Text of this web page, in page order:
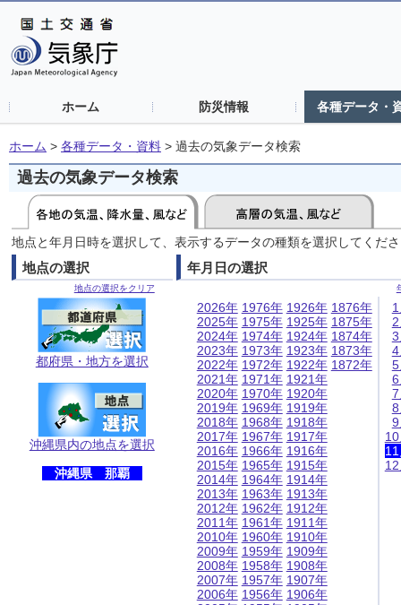
ホーム 防災情報 各種データ・
ホーム > 各種データ・資料 > 過去の気象データ検索
過去の気象データ検索
地点と年月日時を選択して、表示するデータの種類を選択してくだ
地点の選択
地点の選択をクリア
都府県・地方を選択
沖縄県内の地点を選択
沖縄県 那覇
年月日の選択
2026年
2025年
2024年
2023年
2022年
2021年
2020年
2019年
2018年
2017年
2016年
2015年
2014年
2013年
2012年
2011年
2010年
2009年
2008年
2007年
2006年
1976年
1975年
1974年
1973年
1972年
1971年
1970年
1969年
1968年
1967年
1966年
1965年
1964年
1963年
1962年
1961年
1960年
1959年
1958年
1957年
1956年
1926年
1925年
1924年
1923年
1922年
1921年
1920年
1919年
1918年
1917年
1916年
1915年
1914年
1913年
1912年
1911年
1910年
1909年
1908年
1907年
1906年
1876年
1875年
1874年
1873年
1872年